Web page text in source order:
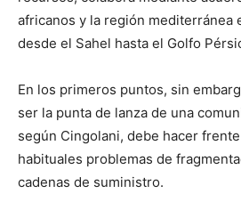
africanos y la región mediterránea
desde el Sahel hasta el Golfo
En los primeros puntos, sin
ser la punta de lanza de una
según Cingolani, debe hacer
habituales problemas de
cadenas de suministro.